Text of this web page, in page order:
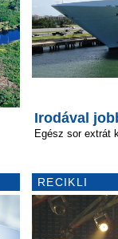
Irodával
Egész sor extrát
RECIKLI